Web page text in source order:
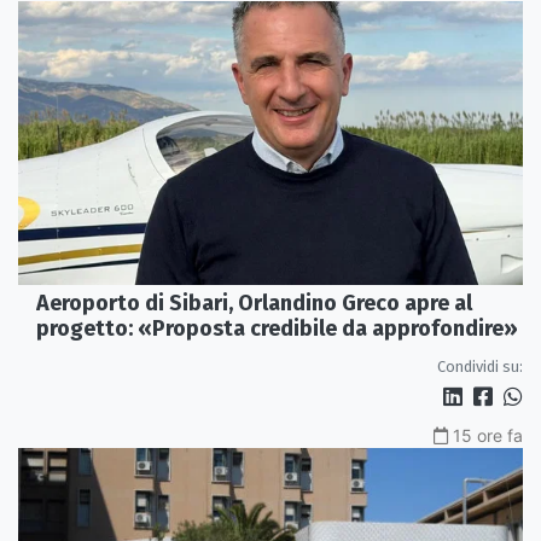
Aeroporto di Sibari, Orlandino Greco apre al
progetto: «Proposta credibile da approfondire»
Condividi su:
15 ore fa